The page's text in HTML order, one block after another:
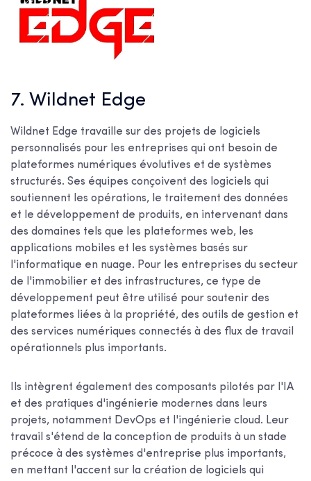
7. Wildnet Edge
Wildnet Edge travaille sur des projets de logiciels
personnalisés pour les entreprises qui ont besoin de
plateformes numériques évolutives et de systèmes
structurés. Ses équipes conçoivent des logiciels qui
soutiennent les opérations, le traitement des données
et le développement de produits, en intervenant dans
des domaines tels que les plateformes web, les
applications mobiles et les systèmes basés sur
l'informatique en nuage. Pour les entreprises du secteur
de l'immobilier et des infrastructures, ce type de
développement peut être utilisé pour soutenir des
plateformes liées à la propriété, des outils de gestion et
des services numériques connectés à des flux de travail
opérationnels plus importants.
Ils intègrent également des composants pilotés par l'IA
et des pratiques d'ingénierie modernes dans leurs
projets, notamment DevOps et l'ingénierie cloud. Leur
travail s'étend de la conception de produits à un stade
précoce à des systèmes d'entreprise plus importants,
en mettant l'accent sur la création de logiciels qui